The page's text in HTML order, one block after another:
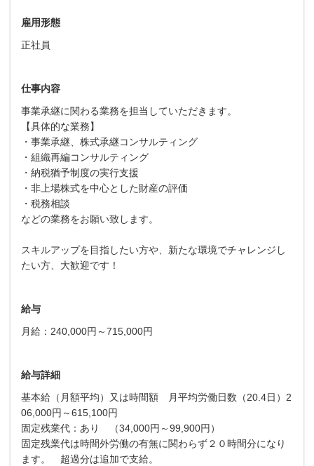
雇用形態
正社員
仕事内容
事業承継に関わる業務を担当していただきます。
【具体的な業務】
・事業承継、株式承継コンサルティング
・組織再編コンサルティング
・納税猶予制度の実行支援
・非上場株式を中心とした財産の評価
・税務相談
などの業務をお願い致します。
スキルアップを目指したい方や、新たな環境でチャレンジし
たい方、大歓迎です！
給与
月給：240,000円～715,000円
給与詳細
基本給（月額平均）又は時間額 月平均労働日数（20.4日）2
06,000円～615,100円
固定残業代：あり （34,000円～99,900円）
固定残業代は時間外労働の有無に関わらず２０時間分になり
ます。 超過分は追加で支給。